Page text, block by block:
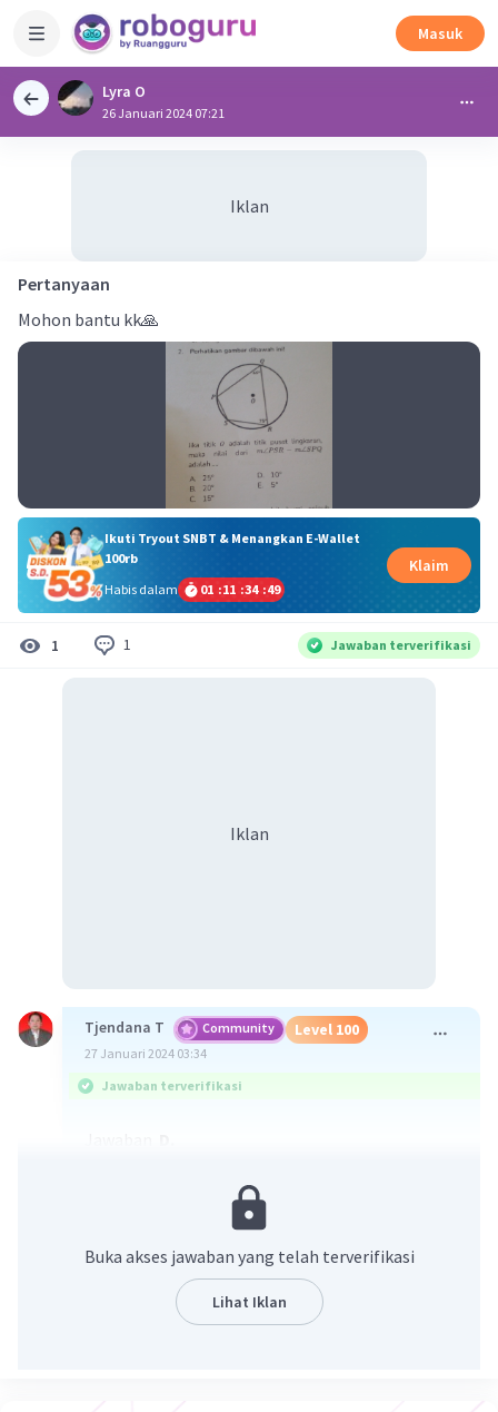
Masuk
Lyra O
26 Januari 2024 07:21
Iklan
Pertanyaan
Mohon bantu kk🙏
Ikuti Tryout SNBT & Menangkan E-Wallet
100rb
Habis dalam
01 :11 :34 :48
Klaim
1 1 Jawaban terverifikasi
Iklan
Tjendana T Community Level 100
27 Januari 2024 03:34
Jawaban terverifikasi
∠PSR + ∠PQR = 180° (sifat sudut keliling
berseberangan)
<=> ∠PSR + 65° = 180°
<=> ∠PSR = 115°
Buka akses jawaban yang telah terverifikasi
Lihat Iklan